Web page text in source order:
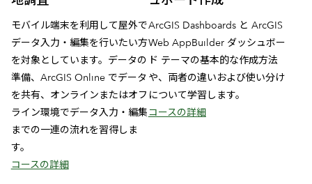
モバイル端末を利用して屋外で
データ入力・編集を行いたい方
を対象としています。データの
準備、ArcGIS Online でデータ
を共有、オンラインまたはオフ
ライン環境でデータ入力・編集
までの一連の流れを習得しま
す。
コースの詳細
ArcGIS Dashboards と ArcGIS
Web AppBuilder ダッシュボー
ド テーマの基本的な作成方法
や、両者の違いおよび使い分け
について学習します。
コースの詳細